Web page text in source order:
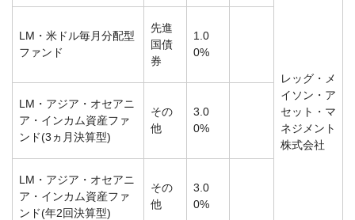
レッグ・メ
イソン・ア
セット・マ
ネジメント
株式会社
LM・米ドル毎月分配型
ファンド
先進
国債
券
1.0
0%
LM・アジア・オセアニ
ア・インカム資産ファ
ンド(3ヵ月決算型)
その
他
3.0
0%
LM・アジア・オセアニ
ア・インカム資産ファ
ンド(年2回決算型)
その
他
3.0
0%